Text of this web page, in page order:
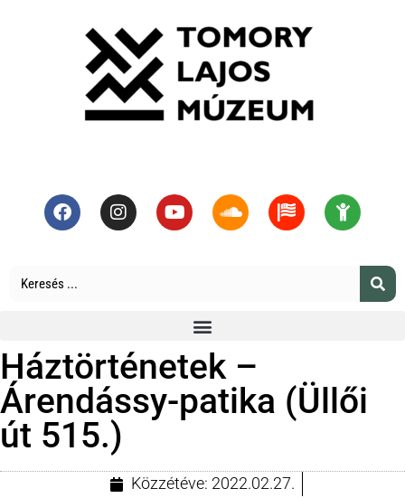
Háztörténetek –
Árendássy-patika (Üllői
út 515.)
Közzétéve: 2022.02.27.